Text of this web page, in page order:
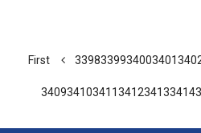
First 3398339934003401
340934103411341234133414